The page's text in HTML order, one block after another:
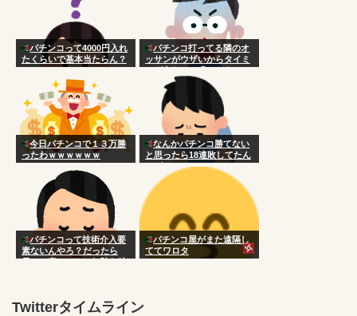
パチンコって4000円入れ
たくらいで基本当たらん？
パチンコ打ってる隣のオ
ッサンがウザいからタイミ
ング合わせて睨んだら
今日パチンコで１３万勝
ったわｗｗｗｗｗｗ
なんかパチンコ勝てない
と思ったら18連敗してたん
やが
パチンコって技術介入要
素ないんやろ？だったら
長々と座ってるの無駄な時
パチンコ屋がまた遠隔し
ててワロタ
Twitterタイムライン